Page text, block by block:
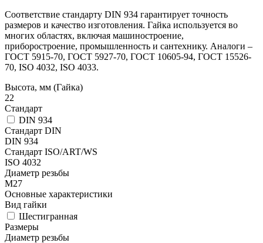
Соответствие стандарту DIN 934 гарантирует точность
размеров и качество изготовления. Гайка используется во
многих областях, включая машиностроение,
приборостроение, промышленность и сантехнику. Аналоги –
ГОСТ 5915-70, ГОСТ 5927-70, ГОСТ 10605-94, ГОСТ 15526-
70, ISO 4032, ISO 4033.
Высота, мм (Гайка)
22
Стандарт
DIN 934
Стандарт DIN
DIN 934
Стандарт ISO/ART/WS
ISO 4032
Диаметр резьбы
М27
Основные характеристики
Вид гайки
Шестигранная
Размеры
Диаметр резьбы